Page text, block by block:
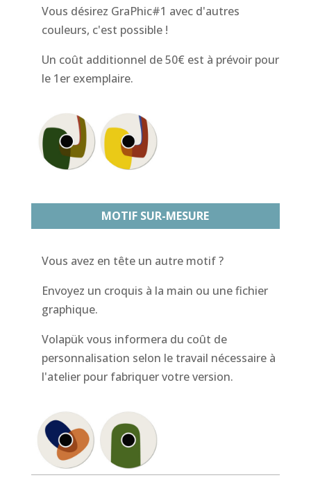
Vous désirez GraPhic#1 avec d'autres
couleurs, c'est possible !
Un coût additionnel de 50€ est à prévoir pour
le 1er exemplaire.
MOTIF SUR-MESURE
Vous avez en tête un autre motif ?
Envoyez un croquis à la main ou une fichier
graphique.
Volapük vous informera du coût de
personnalisation selon le travail nécessaire à
l'atelier pour fabriquer votre version.